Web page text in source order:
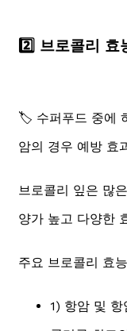
2️⃣ 브로콜리 효
🏷️ 수퍼푸드 중에
암의 경우 예방 효
브로콜리 잎은 많
양가 높고 다양한
주요 브로콜리 효
1) 항암 및